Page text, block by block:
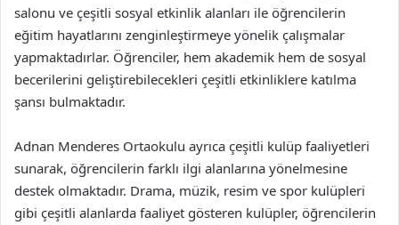
salonu ve çeşitli sosyal etkinlik alanları ile öğrencilerin
eğitim hayatlarını zenginleştirmeye yönelik çalışmalar
yapmaktadırlar. Öğrenciler, hem akademik hem de sosyal
becerilerini geliştirebilecekleri çeşitli etkinliklere katılma
şansı bulmaktadır.
Adnan Menderes Ortaokulu ayrıca çeşitli kulüp faaliyetleri
sunarak, öğrencilerin farklı ilgi alanlarına yönelmesine
destek olmaktadır. Drama, müzik, resim ve spor kulüpleri
gibi çeşitli alanlarda faaliyet gösteren kulüpler, öğrencilerin